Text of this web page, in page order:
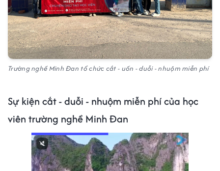
Trường nghề Minh Đan tổ chức cắt - uốn - duỗi - nhuộm miễn phí
Sự kiện cắt - duỗi - nhuộm miễn phí của học
viên trường nghề Minh Đan